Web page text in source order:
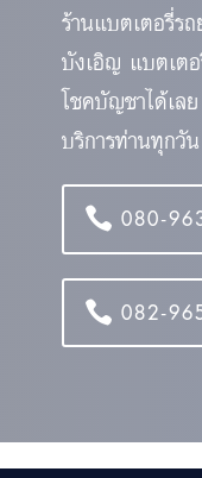
ร้านแบตเตอรี่ร
บังเอิญ แบตเต
โชคบัญชาได้เล
บริการท่านทุกวัน
080-
082-